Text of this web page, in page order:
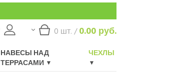
0 шт. /0.00руб.
НАВЕСЫ НАД
ТЕРРАСАМИ
ЧЕХЛЫ